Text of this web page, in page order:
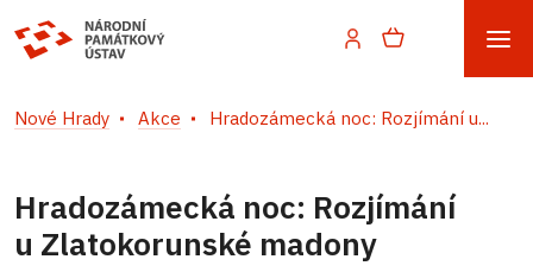
Nové Hrady Akce Hradozámecká noc: Rozjímání u...
Hradozámecká noc: Rozjímání
u Zlatokorunské madony